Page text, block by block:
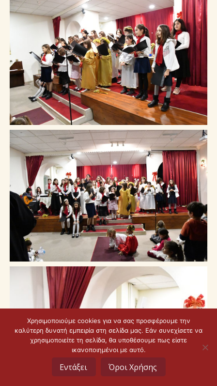
Χρησιμοποιούμε cookies για να σας προσφέρουμε την
καλύτερη δυνατή εμπειρία στη σελίδα μας. Εάν συνεχίσετε να
χρησιμοποιείτε τη σελίδα, θα υποθέσουμε πως είστε
ικανοποιημένοι με αυτό.
Εντάξει Όροι Χρήσης